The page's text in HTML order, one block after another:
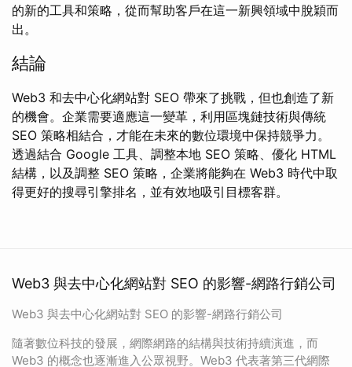
的新的工具和策略，從而幫助客戶在這一新興領域中脫穎而
出。
結論
Web3 和去中心化網站對 SEO 帶來了挑戰，但也創造了新
的機會。企業需要適應這一變革，利用區塊鏈技術與傳統
SEO 策略相結合，才能在未來的數位環境中保持競爭力。
透過結合 Google 工具、調整本地 SEO 策略、優化 HTML
結構，以及調整 SEO 策略，企業將能夠在 Web3 時代中取
得更好的搜尋引擎排名，並有效地吸引目標客群。
Web3 與去中心化網站對 SEO 的影響-網路行銷公司
Web3 與去中心化網站對 SEO 的影響-網路行銷公司
隨著數位科技的發展，網際網路的結構與技術持續演進，而
Web3 的概念也逐漸進入公眾視野。Web3 代表著第三代網際